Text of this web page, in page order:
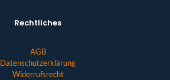
Rechtliches
AGB
Datenschutzerklärung
Widerrufsrecht